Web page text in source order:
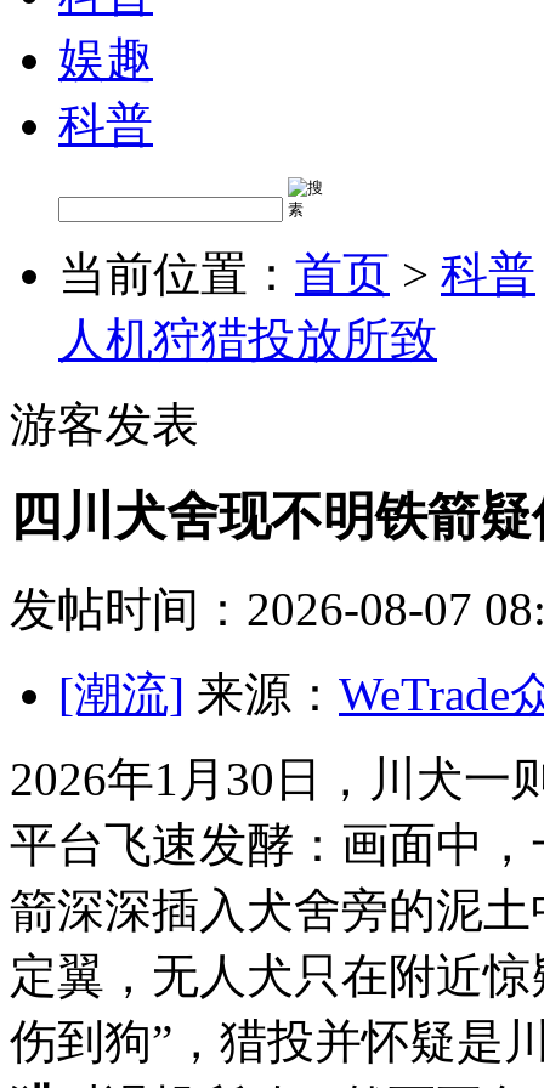
娱趣
科普
当前位置： 首页 > 科普
人机狩猎投放所致
游客发表
四川犬舍现不明铁箭
发帖时间：2026-08-07
[潮流] 来源： WeTrade
2026年1月30日，川犬一
平台飞速发酵：画面中
箭深深插入犬舍旁的泥
定翼，无人犬只在附近
伤到狗”，猎投并怀疑是